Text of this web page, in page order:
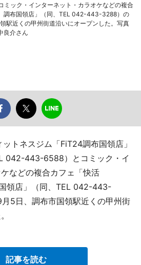
ック・インターネット・カラオケなどの複合
調布国領店」（同、TEL 042-443-3288）の
駅近くの甲州街道沿いにオープンした。写真
良介さん
トネスジム「FiT24調布国領店」
042-443-6588）とコミック・イ
などの複合カフェ「快活
領店」（同、TEL 042-443-
5日、調布市国領駅近くの甲州街
記事を読む